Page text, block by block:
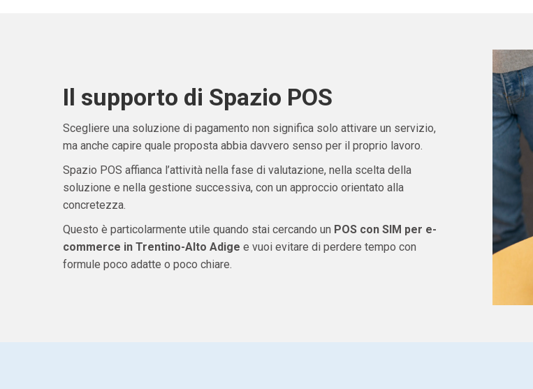
Il supporto di Spazio POS
Scegliere una soluzione di pagamento non significa solo attivare un servizio,
ma anche capire quale proposta abbia davvero senso per il proprio lavoro.
Spazio POS affianca l’attività nella fase di valutazione, nella scelta della
soluzione e nella gestione successiva, con un approccio orientato alla
concretezza.
Questo è particolarmente utile quando stai cercando un POS con SIM per e-
commerce in Trentino-Alto Adige e vuoi evitare di perdere tempo con
formule poco adatte o poco chiare.